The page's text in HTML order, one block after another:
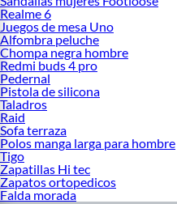
Realme 6
Juegos de mesa Uno
Alfombra peluche
Chompa negra hombre
Redmi buds 4 pro
Pedernal
Pistola de silicona
Taladros
Raid
Sofa terraza
Polos manga larga para hombre
Tigo
Zapatillas Hi tec
Zapatos ortopedicos
Falda morada